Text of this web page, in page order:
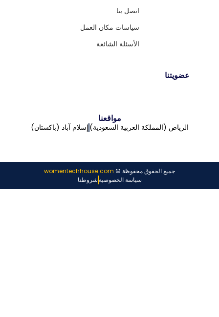
اتصل بنا
سياسات مكان العمل
الأسئلة الشائعة
عضويتنا
مواقعنا
الرياض (المملكة العربية السعودية) إسلام آباد (باكستان)
جميع الحقوق محفوظة © womentechhouse.com
سياسة الخصوصيةشروطنا